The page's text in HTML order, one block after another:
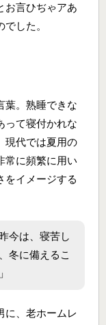
お言ひぢゃアあ
した。
葉。熟睡できな
って寝付かれな
現代では夏用の
常に頻繁に用い
をイメージする
今は、寝苦し
冬に備えるこ
に、老ホームレ